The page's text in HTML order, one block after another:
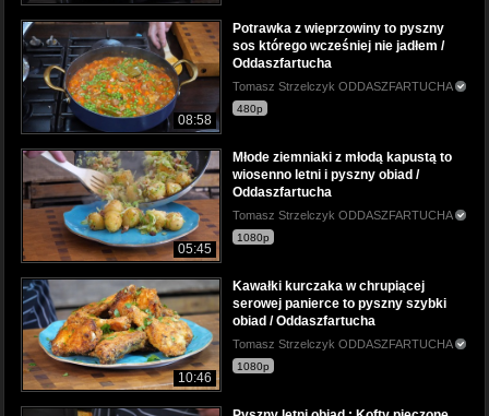
08:58
Potrawka z wieprzowiny to pyszny
sos którego wcześniej nie jadłem /
Oddaszfartucha
Tomasz Strzelczyk ODDASZFARTUCHA
480p
05:45
Młode ziemniaki z młodą kapustą to
wiosenno letni i pyszny obiad /
Oddaszfartucha
Tomasz Strzelczyk ODDASZFARTUCHA
1080p
10:46
Kawałki kurczaka w chrupiącej
serowej panierce to pyszny szybki
obiad / Oddaszfartucha
Tomasz Strzelczyk ODDASZFARTUCHA
1080p